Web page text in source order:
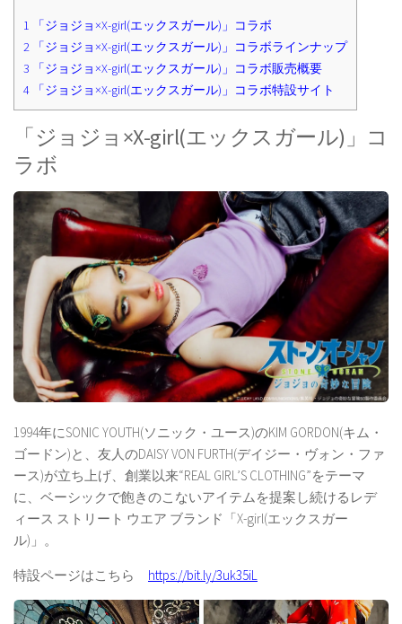
1 「ジョジョ×X-girl(エックスガール)」コラボ
2 「ジョジョ×X-girl(エックスガール)」コラボラインナップ
3 「ジョジョ×X-girl(エックスガール)」コラボ販売概要
4 「ジョジョ×X-girl(エックスガール)」コラボ特設サイト
「ジョジョ×X-girl(エックスガール)」コ
ラボ
1994年にSONIC YOUTH(ソニック・ユース)のKIM GORDON(キム・
ゴードン)と、友人のDAISY VON FURTH(デイジー・ヴォン・ファ
ース)が立ち上げ、創業以来“REAL GIRL’S CLOTHING”をテーマ
に、ベーシックで飽きのこないアイテムを提案し続けるレデ
ィース ストリート ウエア ブランド「X-girl(エックスガー
ル)」。
特設ページはこちら https://bit.ly/3uk35iL